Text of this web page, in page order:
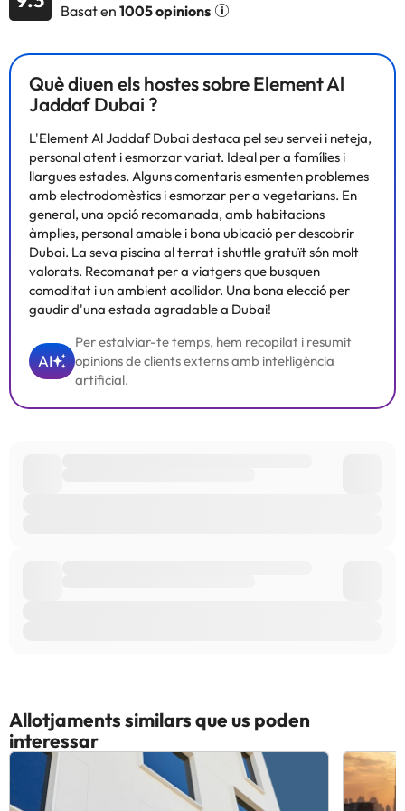
veure el teu programa preferit a la televisió amb canals per
de capçal de dutxa tipus pluja i articles d'higiene personal
gratuïts. Entre les comoditats, s'inclouen caixa forta (cap un
portàtil), escriptori i telèfon.
Alguns dels serveis detallats poden ser de pagament. Podeu
consultar les vostres tarifes directament a l'establiment. Tota la
informació d'aquesta fitxa està subjecta a canvis per part de
l'allotjament. Si tens dubtes, contacta'ns.
Basat en 1005 opinions
Què diuen els hostes sobre Element Al
Jaddaf Dubai ?
L'Element Al Jaddaf Dubai destaca pel seu servei i neteja,
personal atent i esmorzar variat. Ideal per a famílies i
llargues estades. Alguns comentaris esmenten problemes
amb electrodomèstics i esmorzar per a vegetarians. En
general, una opció recomanada, amb habitacions
àmplies, personal amable i bona ubicació per descobrir
Dubai. La seva piscina al terrat i shuttle gratuït són molt
valorats. Recomanat per a viatgers que busquen
comoditat i un ambient acollidor. Una bona elecció per
gaudir d'una estada agradable a Dubai!
AI
Per estalviar-te temps, hem recopilat i resumit
opinions de clients externs amb intel·ligència
artificial.
Allotjaments similars que us poden
interessar